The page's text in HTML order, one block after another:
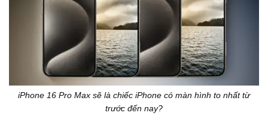
iPhone 16 Pro Max sẽ là chiếc iPhone có màn hình to nhất từ
trước đến nay?